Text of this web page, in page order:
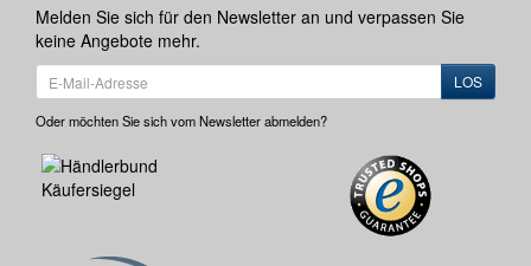
Melden Sie sich für den Newsletter an und verpassen Sie
keine Angebote mehr.
LOS
Oder möchten Sie sich vom Newsletter abmelden?